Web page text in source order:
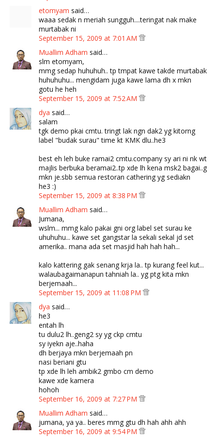
etomyam said…
waaa sedak n meriah sungguh....teringat nak make
murtabak ni
September 15, 2009 at 7:01 AM
Muallim Adham said…
slm etomyam,
mmg sedap huhuhuh.. tp tmpat kawe takde murtabak
huhuhuhu... mengidam juga kawe lama dh x mkn
gotu he heh
September 15, 2009 at 7:52 AM
dya said…
salam
tgk demo pkai cmtu. tringt lak ngn dak2 yg kitorng
label "budak surau" time kt KMK dlu..he3
best eh leh buke ramai2 cmtu.company sy ari ni nk wt
majlis berbuka beramai2..tp xde lh kena msk2 bagai..g
mkn je.sbb semua restoran cathering yg sediakn
he3 :)
September 15, 2009 at 8:38 PM
Muallim Adham said…
Jumana,
wslm... mmg kalo pakai gni org label set surau ke
uhuhuhu... kawe set gangstar la sekali sekal jd set
amerika.. mana ada set masjid hah hah hah...
kalo kattering gak senang krja la.. tp kurang feel kut...
walaubagaimanapun tahniah la.. yg ptg kita mkn
berjemaah...
September 15, 2009 at 11:08 PM
dya said…
he3
entah lh
tu dulu2 lh..geng2 sy yg ckp cmtu
sy iyekn aje..haha
dh berjaya mkn berjemaah pn
nasi beriani gtu
tp xde lh leh ambik2 gmbo cm demo
kawe xde kamera
hohoh
September 16, 2009 at 7:27 PM
Muallim Adham said…
jumana, ya ya.. beres mmg gtu dh hah ahh ahh
September 16, 2009 at 9:54 PM